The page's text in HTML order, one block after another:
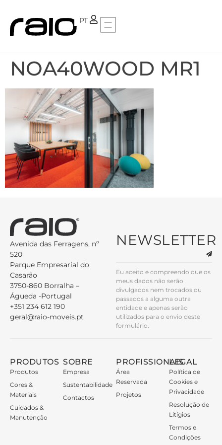
PT
FR
NOA40WOOD MR1
Avenida das Ferragens, nº
520
Parque Empresarial do
Casarão
3750-860 Borralha –
Águeda -Portugal
+351 234 612 190
geral@raio-moveis.pt
NEWSLETTER
Eu aceito e compreendo que os
meus dados não serão
divulgados nem trocados ou
passados a alguma outra
entidade e apenas serão
utilizados para o envio deste
formulário.
PRODUTOS
Produtos
Cores &
Materiais
Cuidados &
Manutenção
SOBRE
Empresa
Sustentabilidade
Contactos
PROFISSIONAIS
Área
Reservada
Projetos
LEGAL
Política de
Cookies e
Privacidade
Resolução de
Litígios
Termos e
Condições